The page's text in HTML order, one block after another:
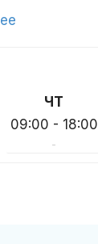
ЧТ
09:00 - 18:00
-